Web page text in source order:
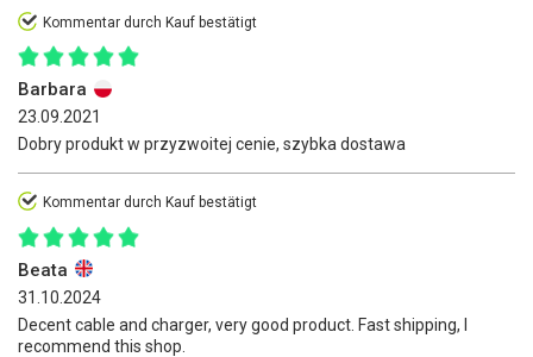
Kommentar durch Kauf bestätigt
Barbara
23.09.2021
Dobry produkt w przyzwoitej cenie, szybka dostawa
Kommentar durch Kauf bestätigt
Beata
31.10.2024
Decent cable and charger, very good product. Fast shipping, I
recommend this shop.